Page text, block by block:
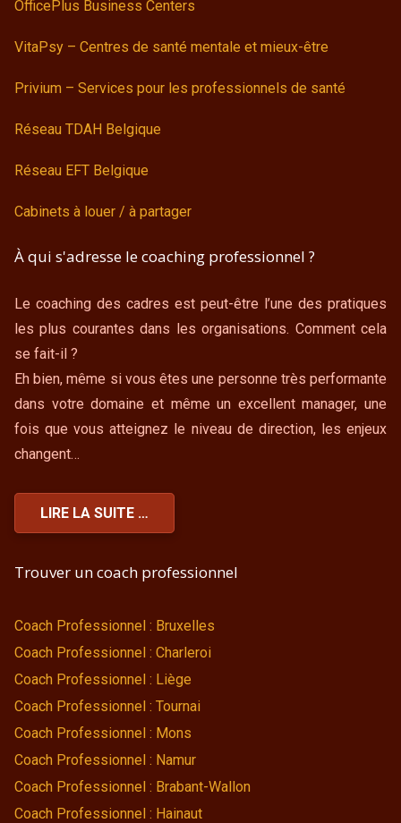
OfficePlus Business Centers
VitaPsy – Centres de santé mentale et mieux-être
Privium – Services pour les professionnels de santé
Réseau TDAH Belgique
Réseau EFT Belgique
Cabinets à louer / à partager
À qui s'adresse le coaching professionnel ?
Le coaching des cadres est peut-être l’une des pratiques
les plus courantes dans les organisations. Comment cela
se fait-il ?
Eh bien, même si vous êtes une personne très performante
dans votre domaine et même un excellent manager, une
fois que vous atteignez le niveau de direction, les enjeux
changent…
LIRE LA SUITE …
Trouver un coach professionnel
Coach Professionnel : Bruxelles
Coach Professionnel : Charleroi
Coach Professionnel : Liège
Coach Professionnel : Tournai
Coach Professionnel : Mons
Coach Professionnel : Namur
Coach Professionnel : Brabant-Wallon
Coach Professionnel : Hainaut